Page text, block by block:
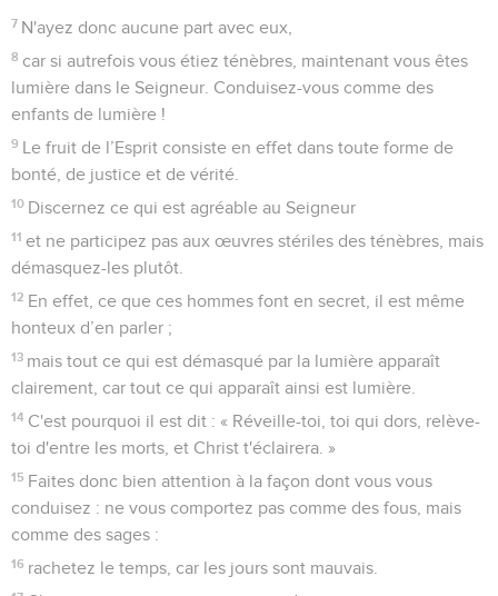
7 N'ayez donc aucune part avec eux,
8 car si autrefois vous étiez ténèbres, maintenant vous êtes
lumière dans le Seigneur. Conduisez-vous comme des
enfants de lumière !
9 Le fruit de l’Esprit consiste en effet dans toute forme de
bonté, de justice et de vérité.
10 Discernez ce qui est agréable au Seigneur
11 et ne participez pas aux œuvres stériles des ténèbres, mais
démasquez-les plutôt.
12 En effet, ce que ces hommes font en secret, il est même
honteux d’en parler ;
13 mais tout ce qui est démasqué par la lumière apparaît
clairement, car tout ce qui apparaît ainsi est lumière.
14 C'est pourquoi il est dit : « Réveille-toi, toi qui dors, relève-
toi d'entre les morts, et Christ t'éclairera. »
15 Faites donc bien attention à la façon dont vous vous
conduisez : ne vous comportez pas comme des fous, mais
comme des sages :
16 rachetez le temps, car les jours sont mauvais.